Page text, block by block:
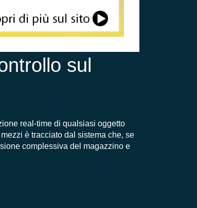
sul
real-time di qualsiasi oggetto
è tracciato dal sistema che, se
complessiva del magazzino e